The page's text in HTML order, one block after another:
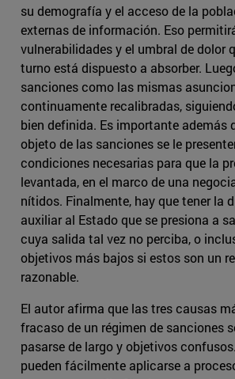
su demografía y el acceso de la
externas de información. Eso
vulnerabilidades y el umbral de dolor
turno está dispuesto a absorber.
sanciones como las mismas
continuamente recalibradas,
bien definida. Es importante además
objeto de las sanciones se le
condiciones necesarias para que la
levantada, en el marco de una
nítidos. Finalmente, hay que tener la
auxiliar al Estado que se presiona a
cuya salida tal vez no perciba, o
objetivos más bajos si estos son un
razonable.
El autor afirma que las tres causas
fracaso de un régimen de sanciones
pasarse de largo y objetivos
pueden fácilmente aplicarse a